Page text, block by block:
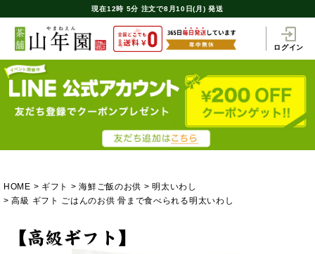
現在12時 5分 注文で8月10日(月) 発送
ログイン
HOME ギフト 海鮮ご飯のお供
明太いわし
高級 ギフト ごはんのお供 骨まで食べられる明太いわし